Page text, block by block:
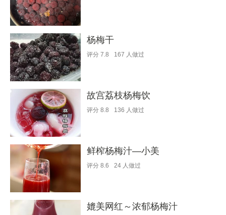
杨梅干
评分 7.8 167 人做过
故宫荔枝杨梅饮
评分 8.8 136 人做过
鲜榨杨梅汁—小美
评分 8.6 24 人做过
媲美网红～浓郁杨梅汁